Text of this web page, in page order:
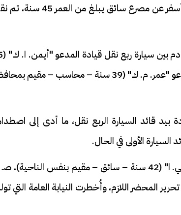
شهدت دائرة قسم ثانِ سوهاج حادث تصادم بين سيارتين، أسفر عن مصرع سائق يبلغ من
تلقى اللواء
سنة – سائق – مقيم بمركز سوهاج)، وسيارة ملاكي قيادة المدعو "عمر. م. ك" (39 سنة – محاسب – مقيم
قائد السيارة الربع نقل، ما أدى إلى
السيارة الأولى في الحال.
وأكد قائد السيارة الثانية، وكذلك شقيق المتوفى المدعو "علي. ا" (42 سنة – سائق – مقيم بنفس
المحضر اللازم، وأُخطرت النيابة العامة التي